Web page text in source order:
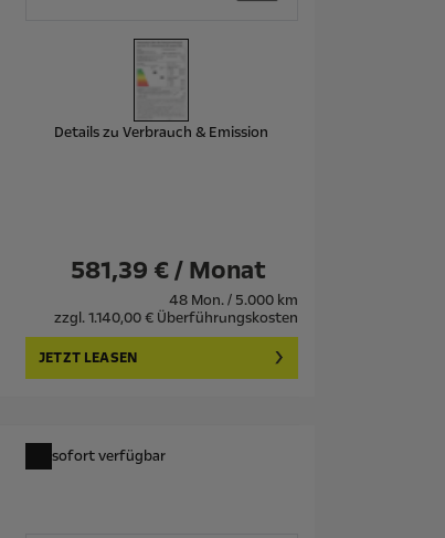
Details zu Verbrauch & Emission
581,39 € / Monat
48 Mon. / 5.000 km
zzgl. 1.140,00 € Überführungskosten
JETZT LEASEN
sofort verfügbar